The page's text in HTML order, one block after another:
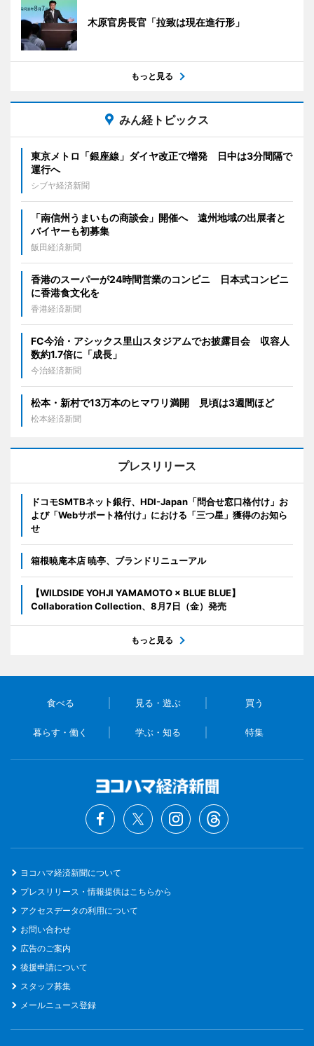
木原官房長官「拉致は現在進行形」
もっと見る
みん経トピックス
東京メトロ「銀座線」ダイヤ改正で増発 日中は3分間隔で
運行へ
シブヤ経済新聞
「南信州うまいもの商談会」開催へ 遠州地域の出展者と
バイヤーも初募集
飯田経済新聞
香港のスーパーが24時間営業のコンビニ 日本式コンビニ
に香港食文化を
香港経済新聞
FC今治・アシックス里山スタジアムでお披露目会 収容人
数約1.7倍に「成長」
今治経済新聞
松本・新村で13万本のヒマワリ満開 見頃は3週間ほど
松本経済新聞
プレスリリース
ドコモSMTBネット銀行、HDI-Japan「問合せ窓口格付け」お
よび「Webサポート格付け」における「三つ星」獲得のお知ら
せ
箱根暁庵本店 暁亭、ブランドリニューアル
【WILDSIDE YOHJI YAMAMOTO × BLUE BLUE】
Collaboration Collection、8月7日（金）発売
もっと見る
食べる 見る・遊ぶ 買う
暮らす・働く 学ぶ・知る 特集
ヨコハマ経済新聞について
プレスリリース・情報提供はこちらから
アクセスデータの利用について
お問い合わせ
広告のご案内
後援申請について
スタッフ募集
メールニュース登録